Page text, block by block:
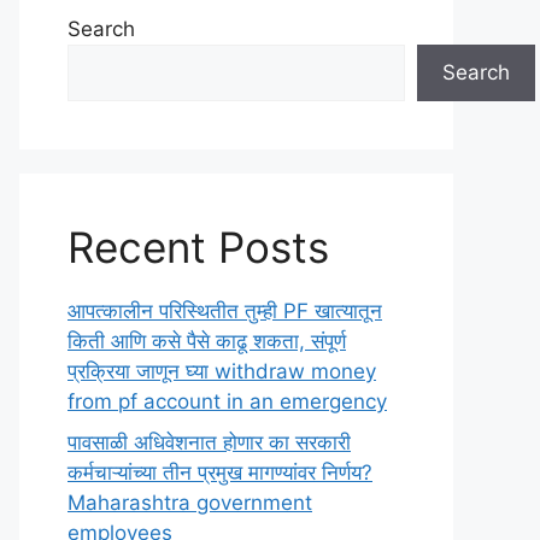
Search
Search
Recent Posts
आपत्कालीन परिस्थितीत तुम्ही PF खात्यातून
किती आणि कसे पैसे काढू शकता, संपूर्ण
प्रक्रिया जाणून घ्या withdraw money
from pf account in an emergency
पावसाळी अधिवेशनात होणार का सरकारी
कर्मचाऱ्यांच्या तीन प्रमुख मागण्यांवर निर्णय?
Maharashtra government
employees